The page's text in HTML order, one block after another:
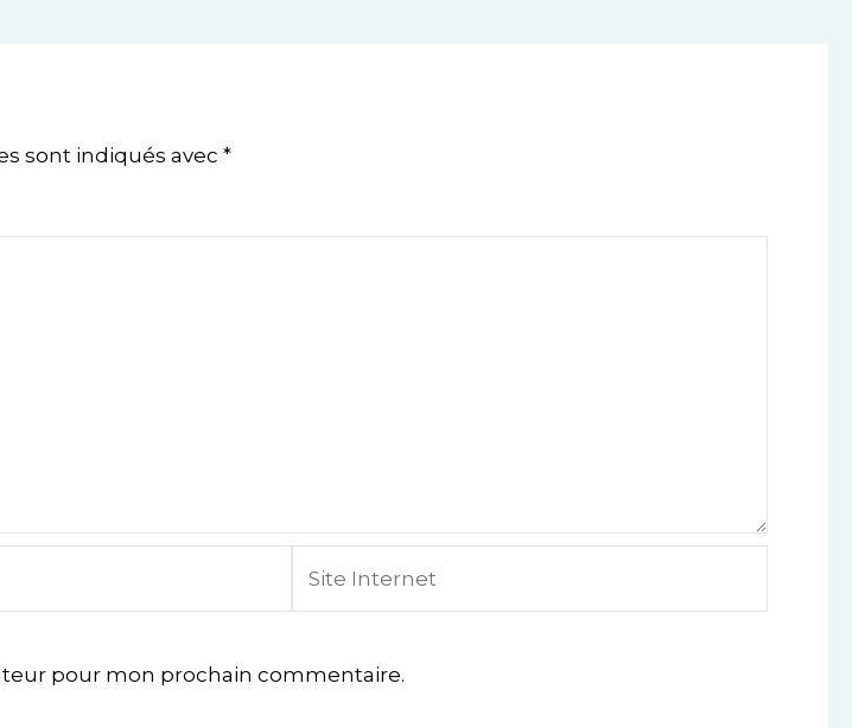
sont indiqués avec *
pour mon prochain commentaire.